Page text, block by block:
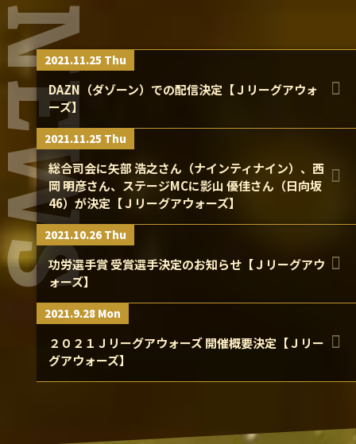
DAZN（ダゾーン）での配信決定【Ｊリーグアウォ
ーズ】
2021.11.25 Thu
総合司会に矢部 浩之さん（ナインティナイン）、西
岡 明彦さん、ステージMCに影山 優佳さん（日向坂
46）が決定【Ｊリーグアウォーズ】
2021.11.25 Thu
功労選手賞 受賞選手決定のお知らせ【Ｊリーグアウ
ォーズ】
2021.10.26 Thu
２０２１Ｊリーグアウォーズ 開催概要決定【Ｊリー
グアウォーズ】
2021.9.28 Mon